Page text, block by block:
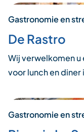
Gastronomie en
De Rastro
Wij verwelkomen u
voor lunch en diner
Gastronomie en